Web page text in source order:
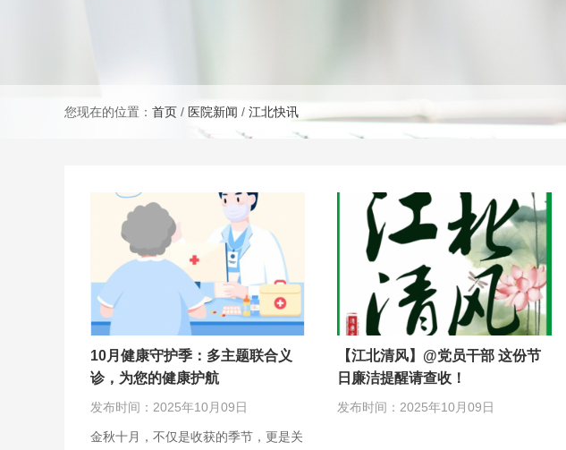
您现在的位置： 首页 / 医院新闻 / 江北快讯
10月健康守护季：多主题联合义
诊，为您的健康护航
发布时间：2025年10月09日
金秋十月，不仅是收获的季节，更是关
【江北清风】@党员干部 这份节
日廉洁提醒请查收！
发布时间：2025年10月09日